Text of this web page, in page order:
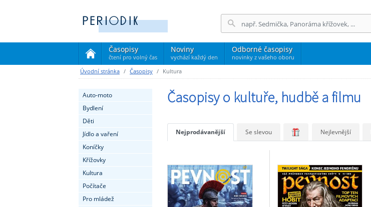
Časopisy
čtení pro volný čas
(current)
Noviny
vychází každý den
Odborné časopisy
novinky z vašeho oboru
Úvodní stránka Časopisy Kultura
Auto-moto
Bydlení
Děti
Jídlo a vaření
Koníčky
Křížovky
Kultura
Počítače
Pro mládež
Časopisy o kultuře, hudbě a filmu
Nejprodávanější Se slevou Nejlevnější